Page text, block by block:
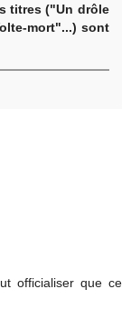
titres ("Un drôle
mort"...) sont
officialiser que ce